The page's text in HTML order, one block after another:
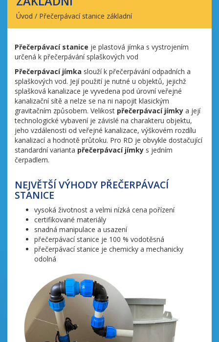
Úvod / Přečerpávací stanice základní
Přečerpávací stanice je plastová jímka s vystrojením
určená k přečerpávání splaškových vod
Přečerpávací jímka slouží k přečerpávání odpadních a
splaškových vod. Její použití je nutné u objektů, jejichž
splašková kanalizace je vyvedena pod úrovní veřejné
kanalizační sítě a nelze se na ni napojit klasickým
gravitačním způsobem. Velikost přečerpávací jímky a její
technologické vybavení je závislé na charakteru objektu,
jeho vzdálenosti od veřejné kanalizace, výškovém rozdílu
kanalizací a hodnotě průtoku. Pro RD je obvykle dostačující
standardní varianta přečerpávací jímky s jedním
čerpadlem.
NEJVĚTŠÍ VÝHODY PŘEČERPÁVACÍ
STANICE
vysoká životnost a velmi nízká cena pořízení
certifikované materiály
snadná manipulace a usazení
přečerpávací stanice je 100 % vodotěsná
přečerpávací stanice je chemicky a mechanicky
odolná